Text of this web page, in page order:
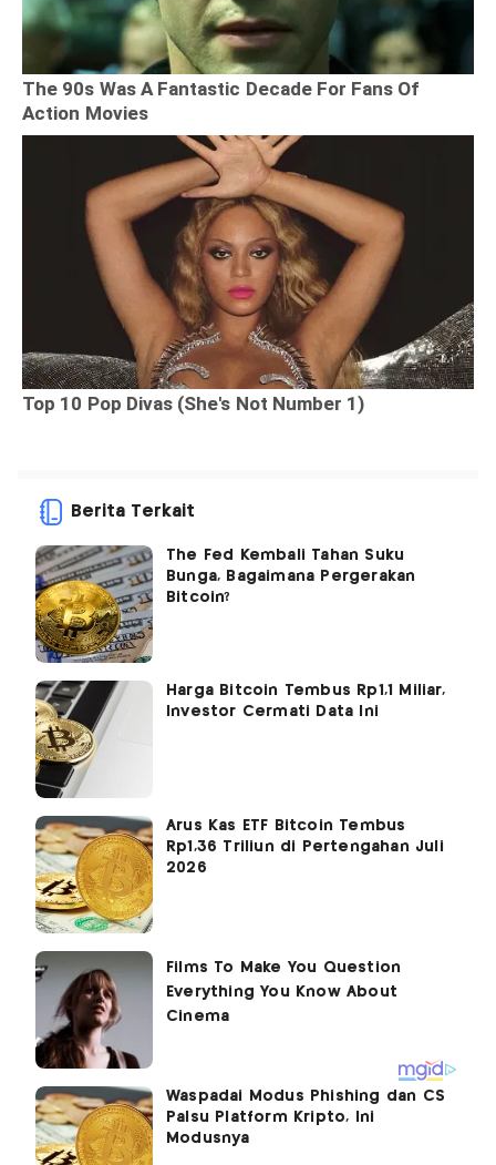
Berita Terkait
The Fed Kembali Tahan Suku
Bunga, Bagaimana Pergerakan
Bitcoin?
Harga Bitcoin Tembus Rp1,1 Miliar,
Investor Cermati Data Ini
Arus Kas ETF Bitcoin Tembus
Rp1,36 Triliun di Pertengahan Juli
2026
Waspadai Modus Phishing dan CS
Palsu Platform Kripto, Ini
Modusnya